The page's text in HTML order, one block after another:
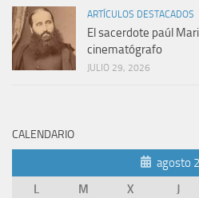
ARTÍCULOS DESTACADOS
El sacerdote paúl
cinematógrafo
JULIO 29, 2026
CALENDARIO
agosto
L
M X J